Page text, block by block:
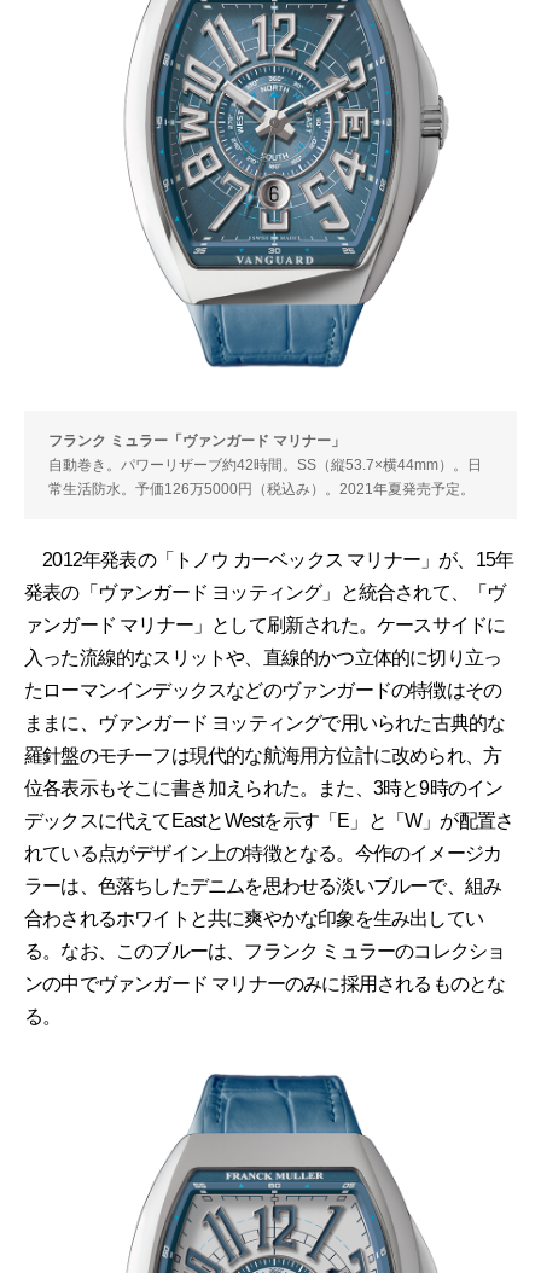
フランク ミュラー「ヴァンガード マリナー」
自動巻き。パワーリザーブ約42時間。SS（縦53.7×横44mm）。日
常生活防水。予価126万5000円（税込み）。2021年夏発売予定。
2012年発表の「トノウ カーベックス マリナー」が、15年
発表の「ヴァンガード ヨッティング」と統合されて、「ヴ
ァンガード マリナー」として刷新された。ケースサイドに
入った流線的なスリットや、直線的かつ立体的に切り立っ
たローマンインデックスなどのヴァンガードの特徴はその
ままに、ヴァンガード ヨッティングで用いられた古典的な
羅針盤のモチーフは現代的な航海用方位計に改められ、方
位各表示もそこに書き加えられた。また、3時と9時のイン
デックスに代えてEastとWestを示す「E」と「W」が配置さ
れている点がデザイン上の特徴となる。今作のイメージカ
ラーは、色落ちしたデニムを思わせる淡いブルーで、組み
合わされるホワイトと共に爽やかな印象を生み出してい
る。なお、このブルーは、フランク ミュラーのコレクショ
ンの中でヴァンガード マリナーのみに採用されるものとな
る。